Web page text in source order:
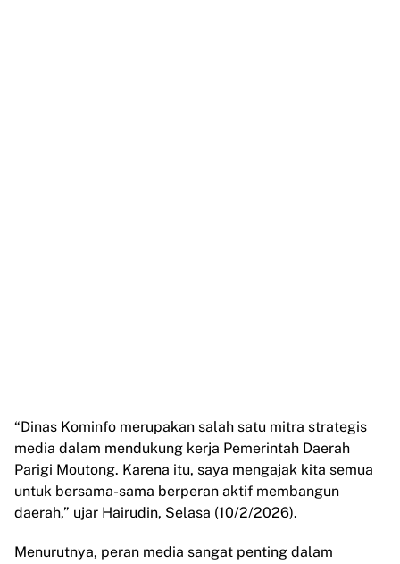
“Dinas Kominfo merupakan salah satu mitra strategis
media dalam mendukung kerja Pemerintah Daerah
Parigi Moutong. Karena itu, saya mengajak kita semua
untuk bersama-sama berperan aktif membangun
daerah,” ujar Hairudin, Selasa (10/2/2026).
Menurutnya, peran media sangat penting dalam